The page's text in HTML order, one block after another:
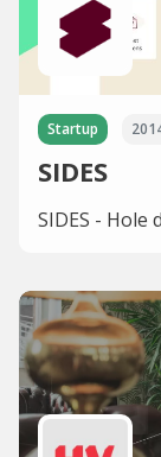
Startup
SIDES
SIDES - Hole